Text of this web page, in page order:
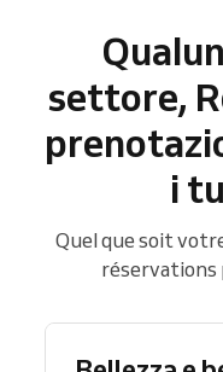
settore,
i
Quel que soit
réservations